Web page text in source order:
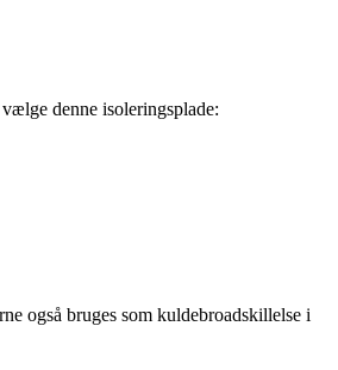
denne isoleringsplade:
også bruges som kuldebroadskillelse i